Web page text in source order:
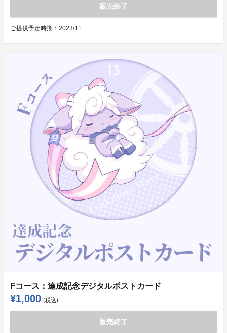
販売終了
ご提供予定時期： 2023/11
Fコース：達成記念デジタルポストカード
¥1,000 (税込)
販売終了